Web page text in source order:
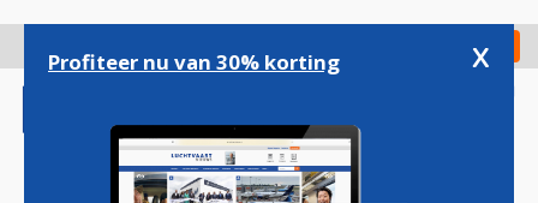
gaan
Check in
Profiteer nu van 30% korting x